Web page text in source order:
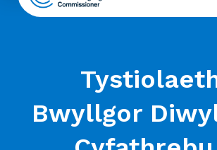
Bwyllgor